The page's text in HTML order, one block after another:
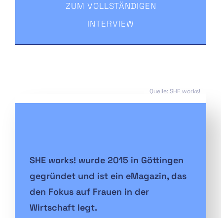
ZUM VOLLSTÄNDIGEN
INTERVIEW
Quelle: SHE works!
SHE works! wurde 2015 in Göttingen
gegründet und ist ein eMagazin, das
den Fokus auf Frauen in der
Wirtschaft legt.